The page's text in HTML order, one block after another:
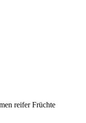
reifer Früchte